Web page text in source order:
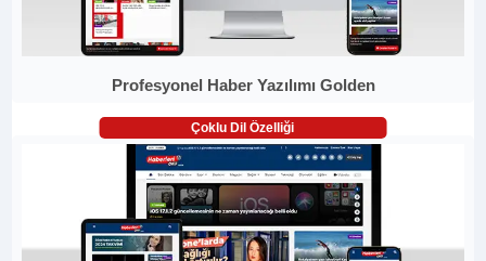
Profesyonel Haber Yazılımı Golden
Çoklu Dil Özelliği